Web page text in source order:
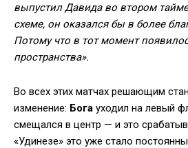
выпустил Давида во втором
схеме, он оказался бы в более
Потому что в тот момент
пространства».
Во всех этих матчах решающим
изменение: Бога уходил на левый
смещался в центр — и это
«Удинезе» это уже стало